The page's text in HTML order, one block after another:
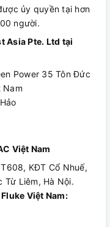
ủy quyền tại hơn
người.
Asia Pte. Ltd tại
Power 35 Tôn Đức
Nam
Việt Nam
KĐT Cổ Nhuế,
Từ Liêm, Hà Nội.
Việt Nam: